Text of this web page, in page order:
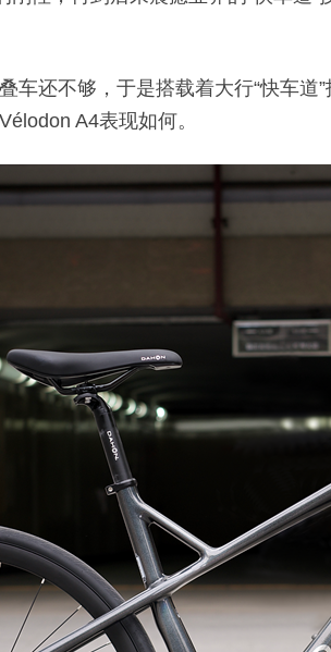
车还不够，于是搭载着大行“快车
A4表现如何。